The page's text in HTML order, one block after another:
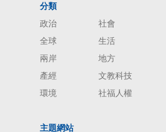
分類
政治
社會
全球
生活
兩岸
地方
產經
文教科技
環境
社福人權
主題網站